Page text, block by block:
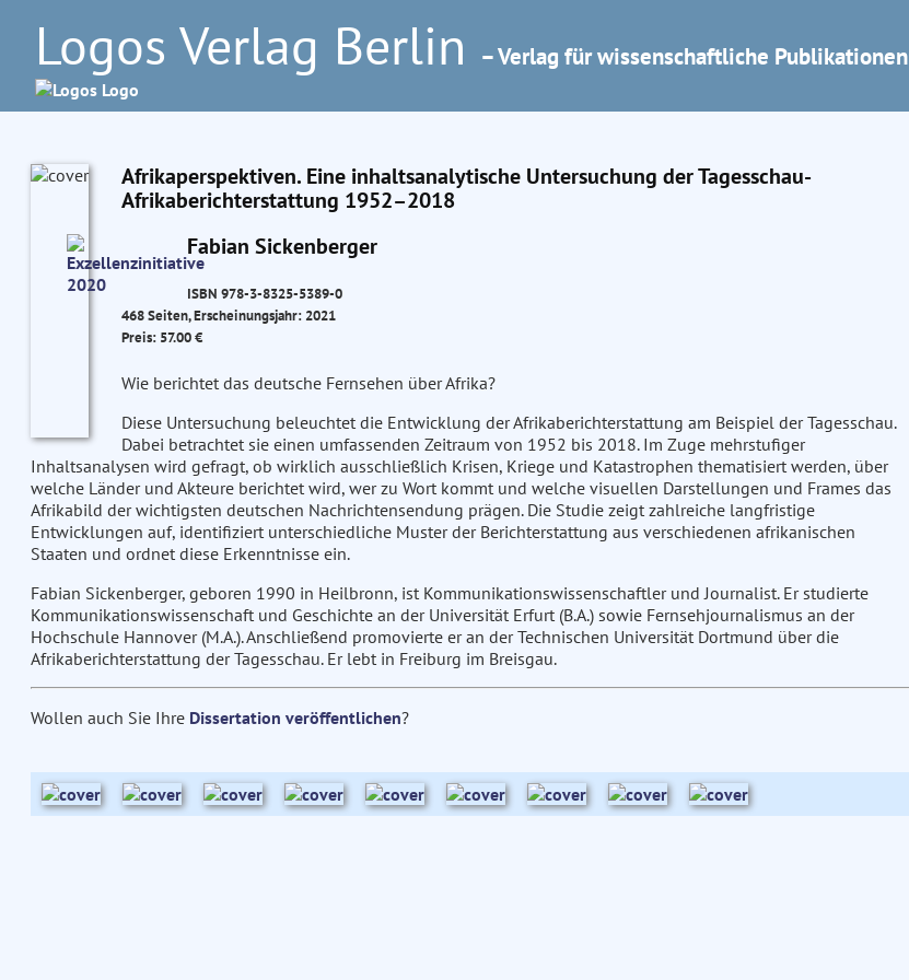
Logos Verlag Berlin – Verlag für wissenschaftliche Publikationen
Afrikaperspektiven. Eine inhaltsanalytische Untersuchung der Tagesschau-
Afrikaberichterstattung 1952–2018
Fabian Sickenberger
ISBN 978-3-8325-5389-0
468 Seiten, Erscheinungsjahr: 2021
Preis: 57.00 €
Wie berichtet das deutsche Fernsehen über Afrika?
Diese Untersuchung beleuchtet die Entwicklung der Afrikaberichterstattung am Beispiel der Tagesschau.
Dabei betrachtet sie einen umfassenden Zeitraum von 1952 bis 2018. Im Zuge mehrstufiger
Inhaltsanalysen wird gefragt, ob wirklich ausschließlich Krisen, Kriege und Katastrophen thematisiert werden, über
welche Länder und Akteure berichtet wird, wer zu Wort kommt und welche visuellen Darstellungen und Frames das
Afrikabild der wichtigsten deutschen Nachrichtensendung prägen. Die Studie zeigt zahlreiche langfristige
Entwicklungen auf, identifiziert unterschiedliche Muster der Berichterstattung aus verschiedenen afrikanischen
Staaten und ordnet diese Erkenntnisse ein.
Fabian Sickenberger, geboren 1990 in Heilbronn, ist Kommunikationswissenschaftler und Journalist. Er studierte
Kommunikationswissenschaft und Geschichte an der Universität Erfurt (B.A.) sowie Fernsehjournalismus an der
Hochschule Hannover (M.A.). Anschließend promovierte er an der Technischen Universität Dortmund über die
Afrikaberichterstattung der Tagesschau. Er lebt in Freiburg im Breisgau.
Wollen auch Sie Ihre Dissertation veröffentlichen?